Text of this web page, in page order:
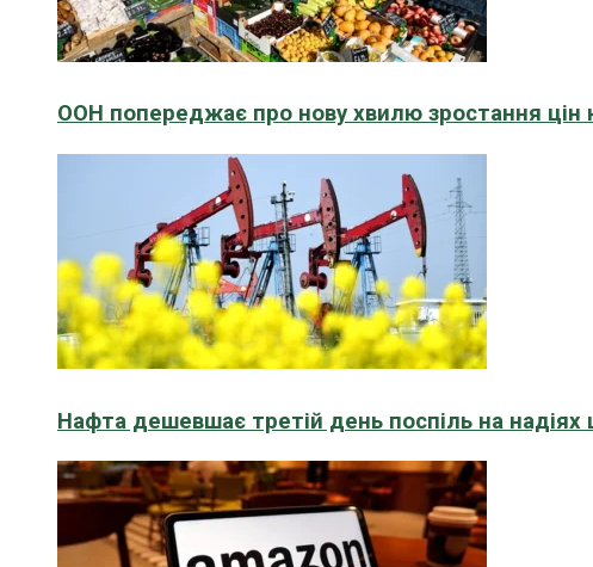
ООН попереджає про нову хвилю зростання цін
Нафта дешевшає третій день поспіль на